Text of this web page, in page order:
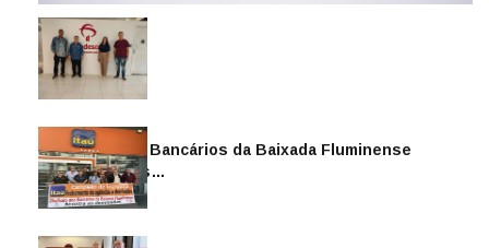
Sindicato dos Bancários da Baixada Fluminense
reintegra mais…
Jul 14, 2026